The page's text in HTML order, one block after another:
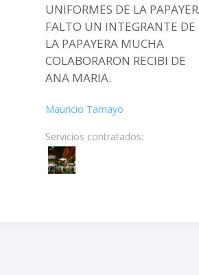
UNIFORMES DE LA
FALTO UN INTEGRANTE DE
LA PAPAYERA MUCHA
COLABORARON RECIBI DE
ANA MARIA.
Mauricio Tamayo
Servicios contratados: